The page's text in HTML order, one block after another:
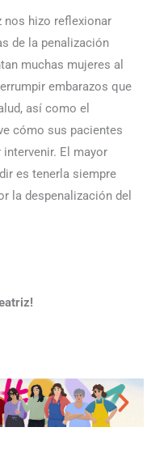
nos hizo reflexionar
de la penalización
muchas mujeres al
embarazos que
así como el
cómo sus pacientes
El mayor
es tenerla siempre
la despenalización del